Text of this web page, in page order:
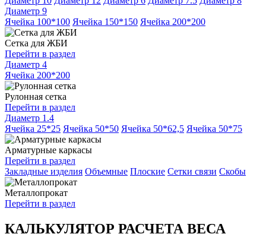
Диаметр 9
Ячейка 100*100 Ячейка 150*150 Ячейка 200*200
Сетка для ЖБИ
Перейти в раздел
Диаметр 4
Ячейка 200*200
Рулонная сетка
Перейти в раздел
Диаметр 1.4
Ячейка 25*25 Ячейка 50*50 Ячейка 50*62,5 Ячейка 50*75
Арматурные каркасы
Перейти в раздел
Закладные изделия Объемные Плоские Сетки связи Скобы
Металлопрокат
Перейти в раздел
КАЛЬКУЛЯТОР РАСЧЕТА ВЕСА